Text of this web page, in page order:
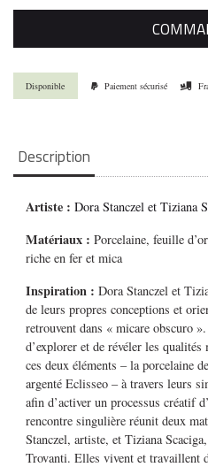
Disponible Paiement sécurisé
Description
Artiste :Dora Stanczelet Tiziana
Matériaux : Porcelaine, feuille
riche en fer et mica
Inspiration :Dora Stanczel et
de leurs propres conceptions et
retrouvent dans « micare obscuro
d’explorer et de révéler les
ces deux éléments – la porcelaine
argenté Eclisseo – à travers leurs
afin d’activer un processus créatif
rencontre singulière réunit deux
Stanczel, artiste, et Tiziana
Trovanti. Elles vivent et travaillent